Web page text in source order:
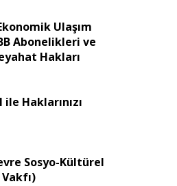
Ulaşım
Abonelikleri ve
Hakları
Haklarınızı
Sosyo-Kültürel